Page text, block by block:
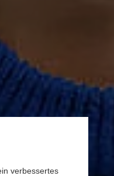
verbessertes